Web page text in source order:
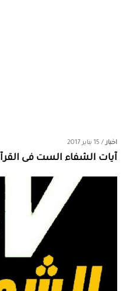
اخبار/ 15 يناير 2017
آيات الشفاء الست فى القرآن